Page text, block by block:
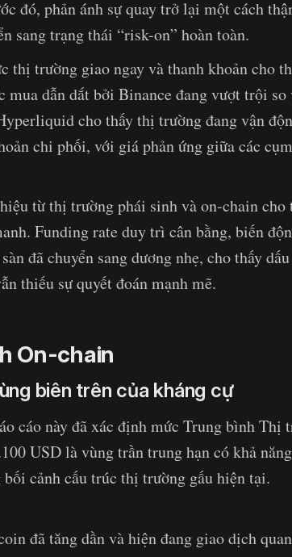
đó, phản ánh sự quay trở lại một cách
sang trạng thái “risk-on” hoàn toàn.
thị trường giao ngay và thanh khoản cho
mua dẫn dắt bởi Binance đang vượt trội
cho thấy thị trường đang vận
chi phối, với giá phản ứng giữa các
từ thị trường phái sinh và on-chain cho
Funding rate duy trì cân bằng, biến
đã chuyển sang dương nhẹ, cho thấy
thiếu sự quyết đoán mạnh mẽ.
On-chain
biên trên của kháng cự
cáo này đã xác định mức Trung bình
USD là vùng trần trung hạn có khả
cảnh cấu trúc thị trường gấu hiện tại.
đã tăng dần và hiện đang giao dịch